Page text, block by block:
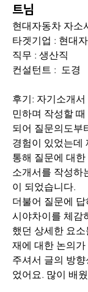
트님
현대자동차 자소
타겟기업 : 현대
직무 : 생산직
컨설턴트 :  도경
후기: 자기소개
민하며 작성할
되어 질문의도부
경험이 있었는데
통해 질문에 대
소개서를 작성하
이 되었습니다.
더불어 질문에
시야차이를 체감
했던 상세한 요
재에 대한 논의
주셔서 글의 방
었어요. 많이 배